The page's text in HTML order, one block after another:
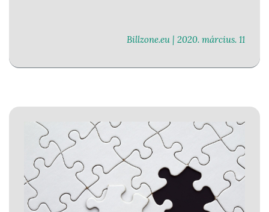
Billzone.eu | 2020. március. 11